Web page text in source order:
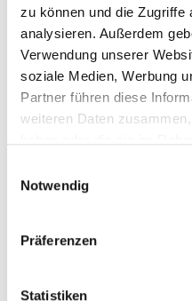
zu können und die Zugriffe
analysieren. Außerdem
Verwendung unserer
soziale Medien, Werbung
Partner führen diese
weiteren Daten
Notwendig
Präferenzen
Statistiken
Top-Service von